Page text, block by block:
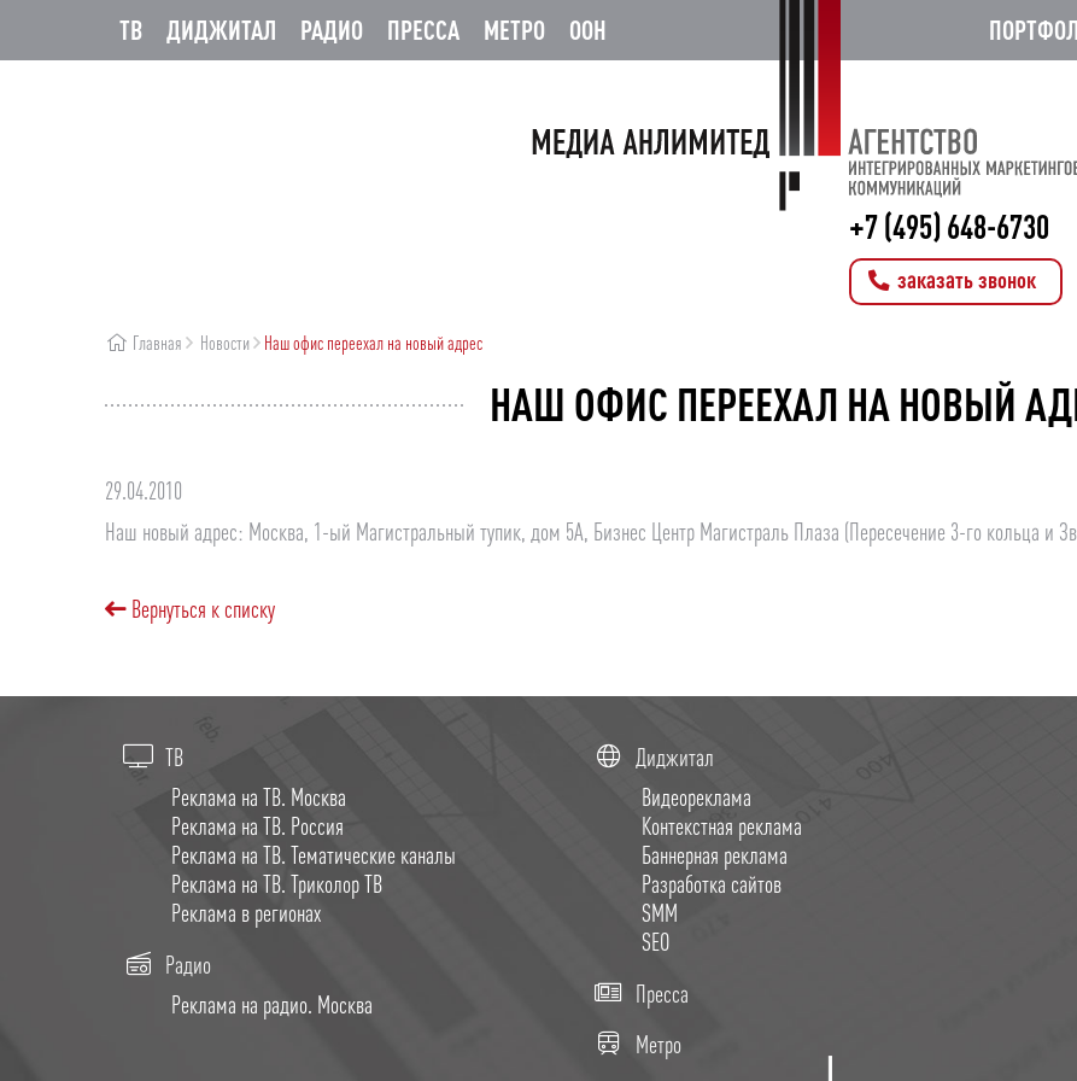
+7 (495) 648-6730
заказать звонок
ТВ ДИДЖИТАЛ РАДИО ПРЕССА МЕТРО OOH
Главная Новости Наш офис переехал на новый адрес
НАШ ОФИС ПЕРЕЕХАЛ НА НОВЫЙ
29.04.2010
Наш новый адрес: Москва, 1-ый Магистральный тупик, дом 5А, Бизнес Центр Магистраль Плаза (Пересечение 3-го кольца и
Вернуться к списку
ТВ
Реклама на ТВ. Москва
Реклама на ТВ. Россия
Реклама на ТВ. Тематические каналы
Реклама на ТВ. Триколор ТВ
Реклама в регионах
Радио
Реклама на радио. Москва
Диджитал
Видеореклама
Контекстная реклама
Баннерная реклама
Разработка сайтов
SMM
SEO
Пресса
Метро